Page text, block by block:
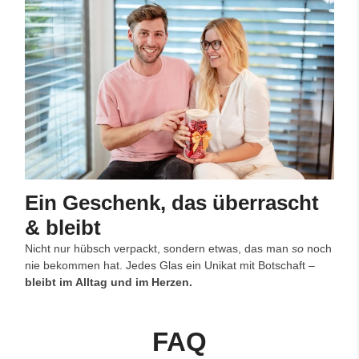
Ein Geschenk, das überrascht
& bleibt
Nicht nur hübsch verpackt, sondern etwas, das man so noch
nie bekommen hat. Jedes Glas ein Unikat mit Botschaft –
bleibt im Alltag und im Herzen.
FAQ